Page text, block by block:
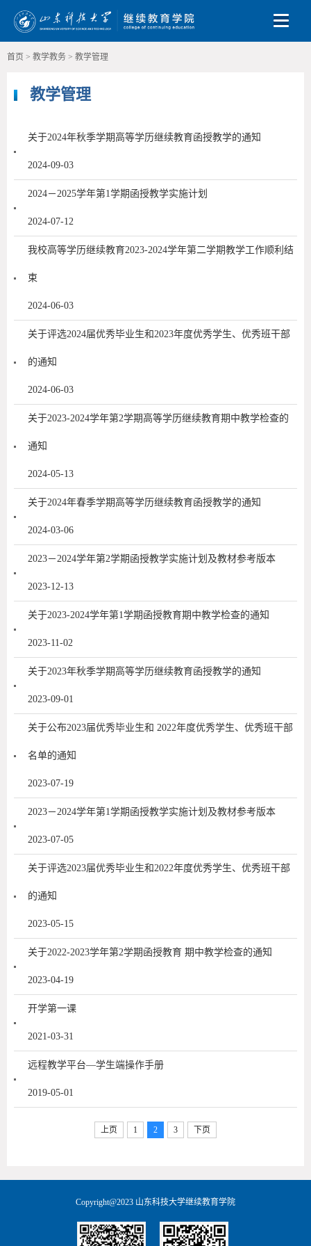
Toggle
首页 > 教学教务 > 教学管理
教学管理
关于2024年秋季学期高等学历继续教育函授教学的通知
2024-09-03
2024－2025学年第1学期函授教学实施计划
2024-07-12
我校高等学历继续教育2023-2024学年第二学期教学工作顺利结
束
2024-06-03
关于评选2024届优秀毕业生和2023年度优秀学生、优秀班干部
的通知
2024-06-03
关于2023-2024学年第2学期高等学历继续教育期中教学检查的
通知
2024-05-13
关于2024年春季学期高等学历继续教育函授教学的通知
2024-03-06
2023－2024学年第2学期函授教学实施计划及教材参考版本
2023-12-13
关于2023-2024学年第1学期函授教育期中教学检查的通知
2023-11-02
关于2023年秋季学期高等学历继续教育函授教学的通知
2023-09-01
关于公布2023届优秀毕业生和 2022年度优秀学生、优秀班干部
名单的通知
2023-07-19
2023－2024学年第1学期函授教学实施计划及教材参考版本
2023-07-05
关于评选2023届优秀毕业生和2022年度优秀学生、优秀班干部
的通知
2023-05-15
关于2022-2023学年第2学期函授教育 期中教学检查的通知
2023-04-19
开学第一课
2021-03-31
远程教学平台—学生端操作手册
2019-05-01
上页 1 2 3 下页
Copyright@2023 山东科技大学继续教育学院